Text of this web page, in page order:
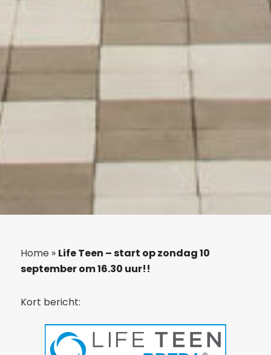
Home » Life Teen – start op zondag 10
september om 16.30 uur!!
Kort bericht: